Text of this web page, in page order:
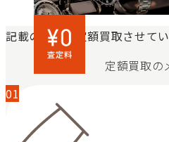
記載の金額で定額買取させてい
定額買取の